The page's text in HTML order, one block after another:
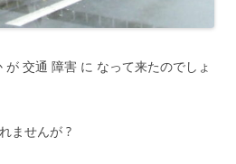
交通 障害 に なって来たのでしょ
ませんが ?